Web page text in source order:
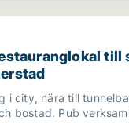
till
till
i city, nära till
bostad. Pub